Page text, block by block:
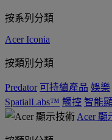
按系列分類
Acer Iconia
按類別分類
Predator 可持續產品 娛樂
SpatialLabs™ 觸控 智能
Acer 顯